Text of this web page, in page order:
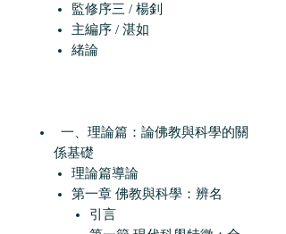
監修序三 / 楊釗
主編序 / 湛如
緒論
一、理論篇：論佛教與科學的關
係基礎
理論篇導論
第一章 佛教與科學：辨名
引言